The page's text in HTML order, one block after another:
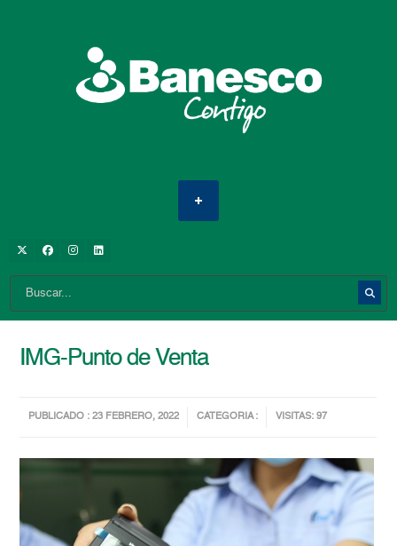
IMG-Punto de Venta
PUBLICADO : 23 FEBRERO, 2022 CATEGORIA : VISITAS: 97